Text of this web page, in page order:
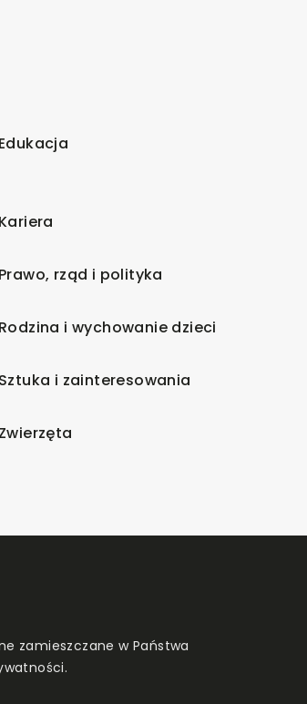
Edukacja
Kariera
Prawo, rząd i polityka
Rodzina i wychowanie dzieci
Sztuka i zainteresowania
Zwierzęta
zamieszczane w Państwa
.